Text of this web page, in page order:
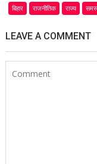
बिहार राजनीतिक राज्य
LEAVE A COMMENT